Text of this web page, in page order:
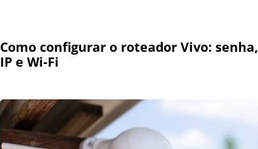
Como configurar o roteador Vivo: senha,
IP e Wi-Fi